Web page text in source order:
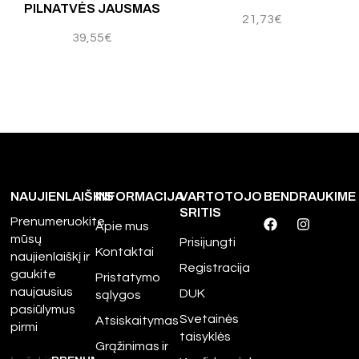
PILNATVĖS JAUSMAS
39,55€
21,73€
NAUJIENLAIŠKIS
Prenumeruokite
mūsų
naujienlaiškį ir
gaukite
naujausius
pasiūlymus
pirmi
INFORMACIJA
Apie mus
Kontaktai
Pristatymo
sąlygos
Atsiskaitymas
Grąžinimas ir
VARTOTOJO
SRITIS
Prisijungti
Registracija
DUK
Svetainės
taisyklės
BENDRAUKIME